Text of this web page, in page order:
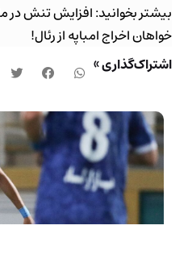
خواهان اخراج امباپه از رئال!
اشتراک‌گذاری »